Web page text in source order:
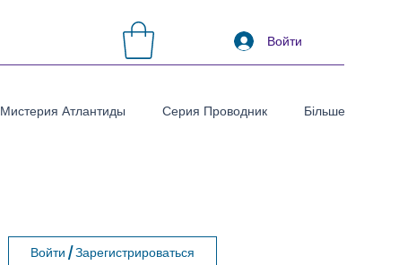
Войти
Мистерия Атлантиды Серия Проводник Більше
Войти / Зарегистрироваться